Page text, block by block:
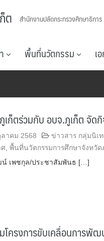
ต สำนักงานปลัดกระทรวงศึกษาธิการ
พื้นที่นวัตกรรม เ
เก็ตร่วมกับ อบจ.ภูเก็ต จัด
าคม 2568 ข่าวสาร กลุ่มนิเ
ศ, พื้นที่นวัตกรรมการศึกษาจังหวัด
เพชกุล/ประชาสัมพันธ […]
โครงการขับเคลื่อนการพั